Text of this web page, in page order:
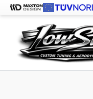
содержимому